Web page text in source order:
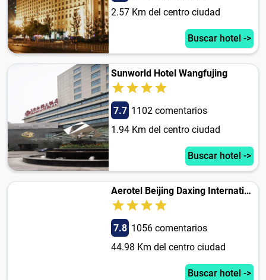
2.57 Km del centro ciudad
Buscar hotel ->
Sunworld Hotel Wangfujing
7.7 1102 comentarios
1.94 Km del centro ciudad
Buscar hotel ->
Aerotel Beijing Daxing International Airport
7.8 1056 comentarios
44.98 Km del centro ciudad
Buscar hotel ->